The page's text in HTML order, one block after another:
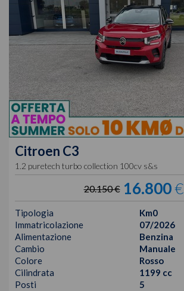
Citroen C3
1.2 puretech turbo collection 100cv s&s
20.150 € 16.800€
Tipologia
Km0
Immatricolazione
07/2026
Alimentazione
Benzina
Cambio
Manuale
Colore
Rosso
Cilindrata
1199 cc
Posti
5